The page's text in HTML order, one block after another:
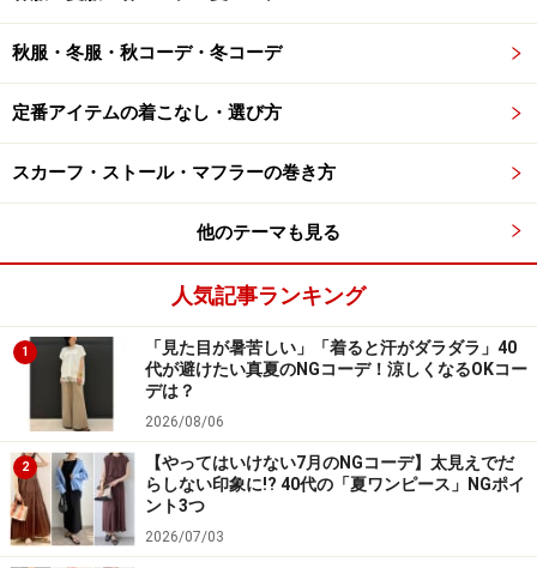
秋服・冬服・秋コーデ・冬コーデ
定番アイテムの着こなし・選び方
スカーフ・ストール・マフラーの巻き方
他のテーマも見る
人気記事ランキング
1
「見た目が暑苦しい」「着ると汗がダラダラ」40
代が避けたい真夏のNGコーデ！涼しくなるOKコー
デは？
2026/08/06
2
【やってはいけない7月のNGコーデ】太見えでだ
らしない印象に!? 40代の「夏ワンピース」NGポイ
ント3つ
2026/07/03